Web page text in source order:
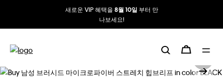
새로운 VIP 혜택을 8월 10일 부터 만
나보세요!